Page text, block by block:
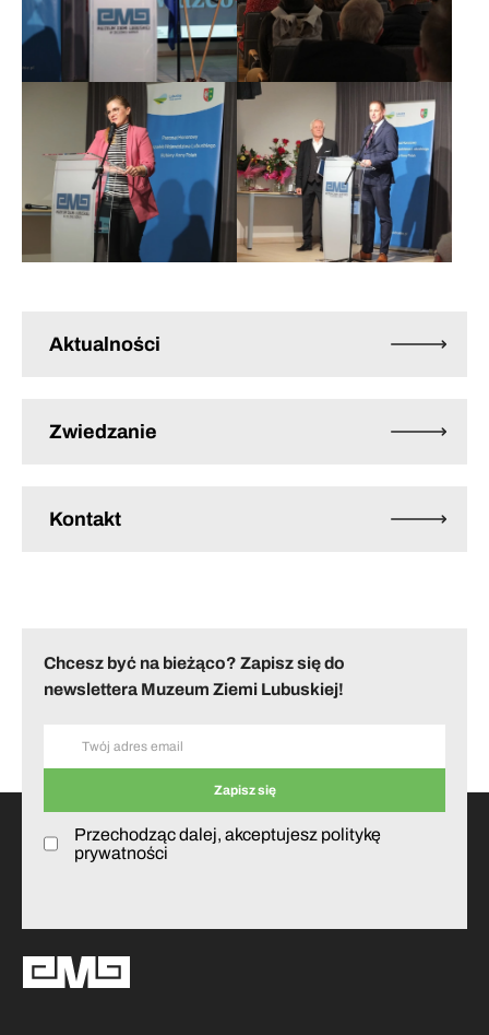
Aktualności
Zwiedzanie
Kontakt
Chcesz być na bieżąco? Zapisz się do
newslettera Muzeum Ziemi Lubuskiej!
Przechodząc dalej, akceptujesz politykę
prywatności